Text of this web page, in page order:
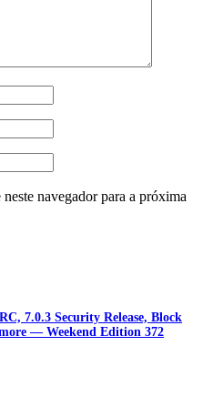
navegador para a próxima
7.0.3 Security Release, Block
— Weekend Edition 372